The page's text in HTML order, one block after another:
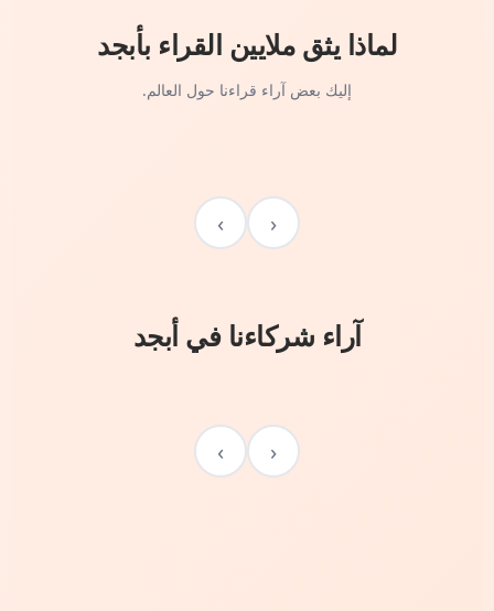
لماذا يثق ملايين القراء بأبجد
إليك بعض آراء قراءنا حول العالم.
‹
›
آراء شركاءنا في أبجد
‹
›